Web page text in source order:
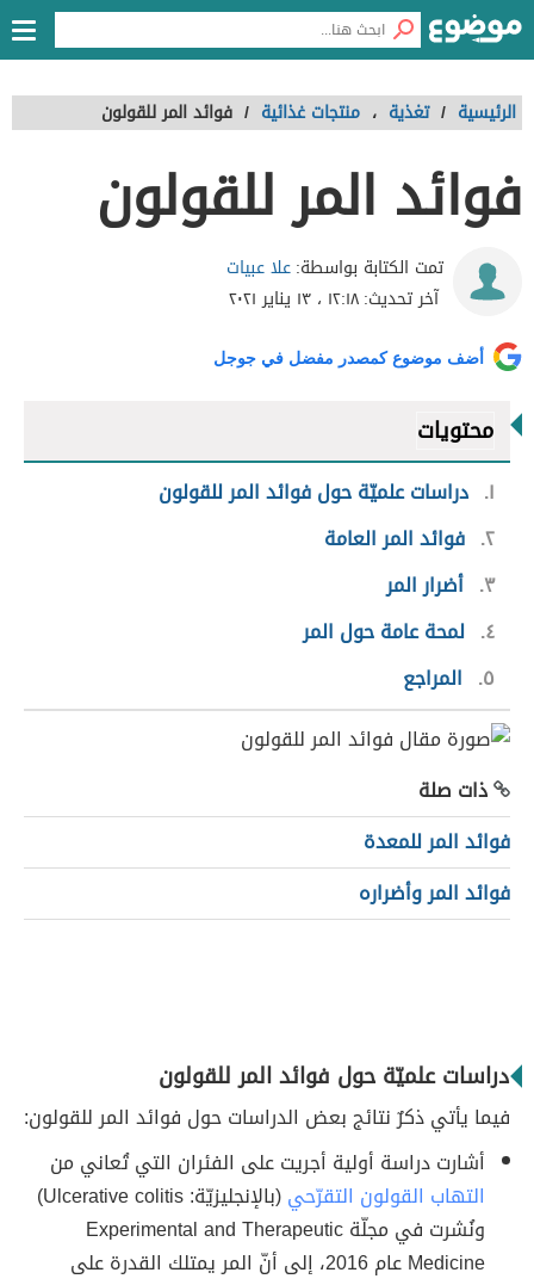
الرئيسية / تغذية ، منتجات غذائية / فوائد المر للقولون
فوائد المر للقولون
تمت الكتابة بواسطة:علا عبيات
آخر تحديث:١٢:١٨ ، ١٣ يناير ٢٠٢١
أضف موضوع كمصدر مفضل في جوجل
محتويات
١ دراسات علميّة حول فوائد المر للقولون
٢ فوائد المر العامة
٣ أضرار المر
٤ لمحة عامة حول المر
٥
المراجع
ذات صلة
فوائد المر للمعدة
فوائد المر وأضراره
دراسات علميّة حول فوائد المر للقولون
فيما يأتي ذكرٌ نتائج بعض الدراسات حول فوائد المر للقولون:
أشارت دراسة أولية أجريت على الفئران التي تُعاني من
التهاب القولون التقرّحي
(بالإنجليزيّة: Ulcerative colitis)‏
ونُشرت في مجلّة Experimental and Therapeutic
Medicine عام 2016، إلى أنّ المر يمتلك القدرة على